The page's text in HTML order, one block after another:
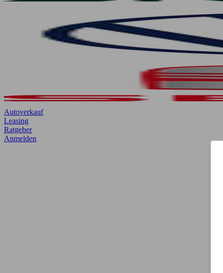
Autoverkauf
Leasing
Ratgeber
Anmelden